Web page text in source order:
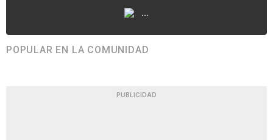
...
POPULAR EN LA COMUNIDAD
PUBLICIDAD